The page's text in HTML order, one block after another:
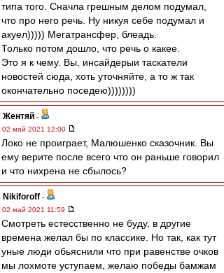
типа того. Сначла грешным делом подумал,
что про него речь. Ну никуя себе подумал и
акуел))))) Мегатрансфер, блеадь.
Только потом дошло, что речь о какее.
Это я к чему. Вы, инсайдерыи таскатели
новостей сюда, хоть уточняйте, а то ж так
окончательно поседею))))))))
Жентяй -
02 май 2021 12:00
Локо не проиграет, Малюшенко сказочник. Вы
ему верите после всего что он раньше говорил
и что нихрена не сбылось?
Nikiforoff -
02 май 2021 11:59
Смотреть естесственно не буду, в другие
времена желал бы по классике. Но так, как тут
уные люди обьяснили что при равенстве очков
мы лохмоте уступаем, желаю победы бамжам